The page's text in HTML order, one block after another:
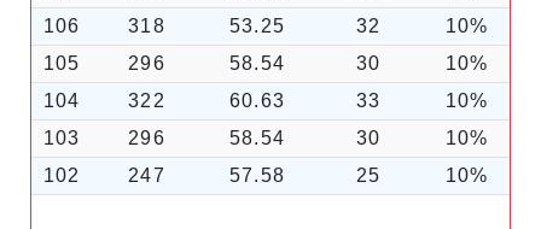
106
318 53.25 32
10%
105
296 58.54 30
10%
104
322 60.63 33
10%
103
296 58.54 30
10%
102
247 57.58 25 10%